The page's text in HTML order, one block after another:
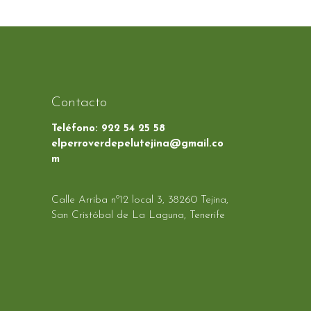
Contacto
Teléfono: 922 54 25 58
elperroverdepelutejina@gmail.co
m
Calle Arriba nº12 local 3, 38260 Tejina,
San Cristóbal de La Laguna, Tenerife